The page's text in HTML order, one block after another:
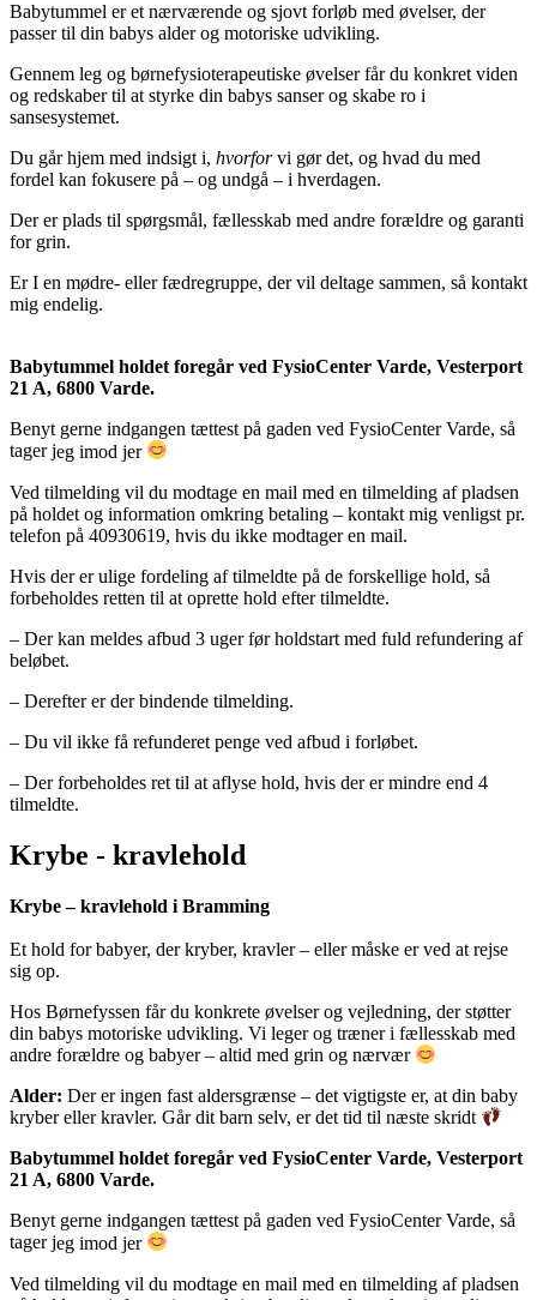
Babytummel er et nærværende og sjovt forløb med øvelser, der
passer til din babys alder og motoriske udvikling.
Gennem leg og børnefysioterapeutiske øvelser får du konkret viden
og redskaber til at styrke din babys sanser og skabe ro i
sansesystemet.
Du går hjem med indsigt i, hvorforvi gør det, og hvad du med
fordel kan fokusere på – og undgå – i hverdagen.
Der er plads til spørgsmål, fællesskab med andre forældre og garanti
for grin.
Er I en mødre- eller fædregruppe, der vil deltage sammen, så kontakt
mig endelig.
Babytummel holdet foregår ved FysioCenter Varde, Vesterport
21 A, 6800 Varde.
Benyt gerne indgangen tættest på gaden ved FysioCenter Varde, så
tager jeg imod jer
Ved tilmelding vil du modtage en mail med en tilmelding af pladsen
på holdet og information omkring betaling – kontakt mig venligst pr.
telefon på 40930619, hvis du ikke modtager en mail.
Hvis der er ulige fordeling af tilmeldte på de forskellige hold, så
forbeholdes retten til at oprette hold efter tilmeldte.
– Der kan meldes afbud 3 uger før holdstart med fuld refundering af
beløbet.
– Derefter er der bindende tilmelding.
– Du vil ikke få refunderet penge ved afbud i forløbet.
– Der forbeholdes ret til at aflyse hold, hvis der er mindre end 4
tilmeldte.
Krybe - kravlehold
Krybe – kravlehold i Bramming
Et hold for babyer, der kryber, kravler – eller måske er ved at rejse
sig op.
Hos Børnefyssen får du konkrete øvelser og vejledning, der støtter
din babys motoriske udvikling. Vi leger og træner i fællesskab med
andre forældre og babyer – altid med grin og nærvær
Alder: Der er ingen fast aldersgrænse – det vigtigste er, at din baby
kryber eller kravler. Går dit barn selv, er det tid til næste skridt
Babytummel holdet foregår ved FysioCenter Varde, Vesterport
21 A, 6800 Varde.
Benyt gerne indgangen tættest på gaden ved FysioCenter Varde, så
tager jeg imod jer
Ved tilmelding vil du modtage en mail med en tilmelding af pladsen